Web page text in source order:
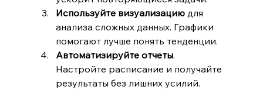
Используйте визуализацию для
анализа сложных данных. Графики
помогают лучше понять тенденции.
Автоматизируйте отчеты.
Настройте расписание и получайте
результаты без лишних усилий.